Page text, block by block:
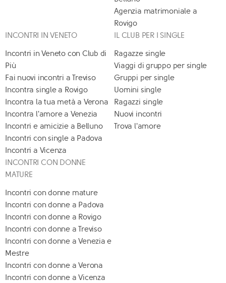
Agenzia matrimoniale a
Rovigo
INCONTRI IN VENETO
Incontri in Veneto con Club di
Più
Fai nuovi incontri a Treviso
Incontra single a Rovigo
Incontra la tua metà a Verona
Incontra l'amore a Venezia
Incontri e amicizie a Belluno
Incontri con single a Padova
Incontri a Vicenza
IL CLUB PER I SINGLE
Ragazze single
Viaggi di gruppo per single
Gruppi per single
Uomini single
Ragazzi single
Nuovi incontri
Trova l'amore
INCONTRI CON DONNE
MATURE
Incontri con donne mature
Incontri con donne a Padova
Incontri con donne a Rovigo
Incontri con donne a Treviso
Incontri con donne a Venezia e
Mestre
Incontri con donne a Verona
Incontri con donne a Vicenza